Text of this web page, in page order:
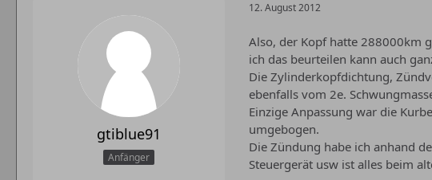
gtiblue91
Anfänger
12. August 2012
Also, der Kopf hatte 288000km
ich das beurteilen kann auch
Die Zylinderkopfdichtung,
ebenfalls vom 2e.
Einzige Anpassung war die
umgebogen.
Die Zündung habe ich anhand
Steuergerät usw ist alles beim